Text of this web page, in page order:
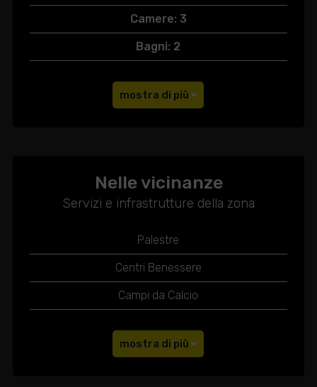
Camere: 3
Bagni: 2
mostra di più
Nelle vicinanze
Servizi e infrastrutture della zona
Palestre
Centri Benessere
Campi da Calcio
mostra di più